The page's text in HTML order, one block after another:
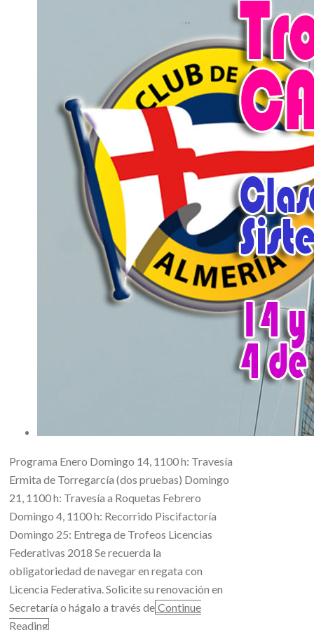
Programa Enero Domingo 14, 1100 h: Travesía
Ermita de Torregarcía (dos pruebas) Domingo
21, 1100 h: Travesía a Roquetas Febrero
Domingo 4, 1100 h: Recorrido Piscifactoría
Domingo 25: Entrega de Trofeos Licencias
Federativas 2018 Se recuerda la
obligatoriedad de navegar en regata con
Licencia Federativa. Solicite su renovación en
Secretaría o hágalo a través de Continue
Reading